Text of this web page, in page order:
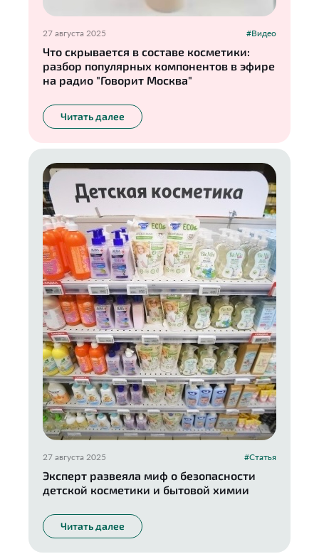
27 августа 2025 #Видео
Что скрывается в составе косметики:
разбор популярных компонентов в эфире
на радио "Говорит Москва"
Читать далее
27 августа 2025 #Статья
Эксперт развеяла миф о безопасности
детской косметики и бытовой химии
Читать далее